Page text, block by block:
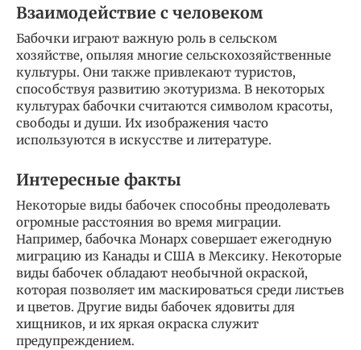
Взаимодействие с человеком
Бабочки играют важную роль в сельском
хозяйстве, опыляя многие сельскохозяйственные
культуры. Они также привлекают туристов,
способствуя развитию экотуризма. В некоторых
культурах бабочки считаются символом красоты,
свободы и души. Их изображения часто
используются в искусстве и литературе.
Интересные факты
Некоторые виды бабочек способны преодолевать
огромные расстояния во время миграции.
Например, бабочка Монарх совершает ежегодную
миграцию из Канады и США в Мексику. Некоторые
виды бабочек обладают необычной окраской,
которая позволяет им маскироваться среди листьев
и цветов. Другие виды бабочек ядовиты для
хищников, и их яркая окраска служит
предупреждением.